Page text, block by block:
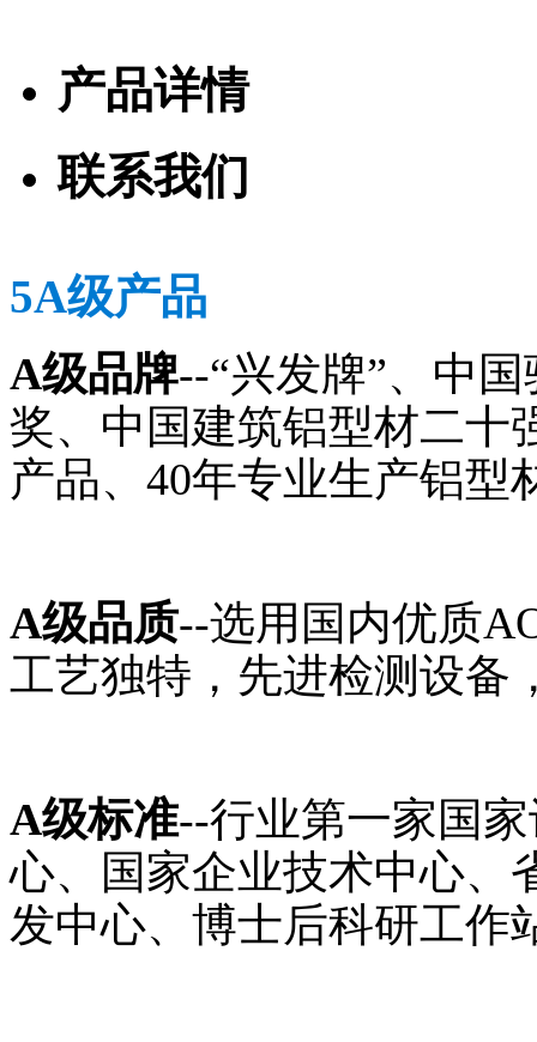
产品详情
联系我们
5A级产品
A级品牌--“兴发牌”、中
奖、中国建筑铝型材二十
产品、40年专业生产铝型
A级品质--选用国内优质
工艺独特，先进检测设备
A级标准--行业第一家国
心、国家企业技术中心、
发中心、博士后科研工作